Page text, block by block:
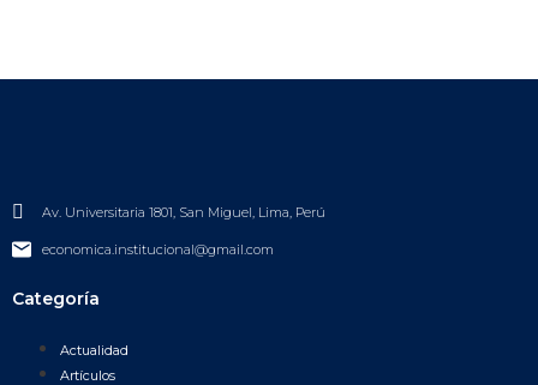
Av. Universitaria 1801, San Miguel, Lima, Perú
economica.institucional@gmail.com
Categoría
Actualidad
Artículos